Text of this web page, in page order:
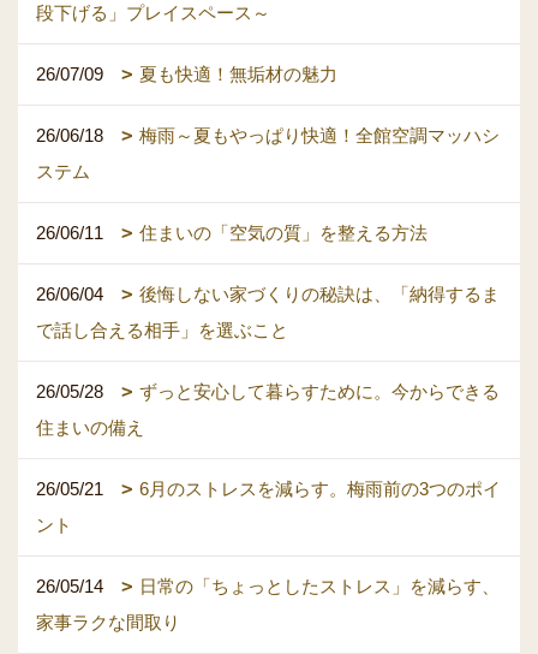
段下げる」プレイスペース～
26/07/09 夏も快適！無垢材の魅力
26/06/18
梅雨～夏もやっぱり快適！全館空調マッハシ
ステム
26/06/11 住まいの「空気の質」を整える方法
26/06/04
後悔しない家づくりの秘訣は、「納得するま
で話し合える相手」を選ぶこと
26/05/28
ずっと安心して暮らすために。今からできる
住まいの備え
26/05/21
6月のストレスを減らす。梅雨前の3つのポイ
ント
26/05/14
日常の「ちょっとしたストレス」を減らす、
家事ラクな間取り